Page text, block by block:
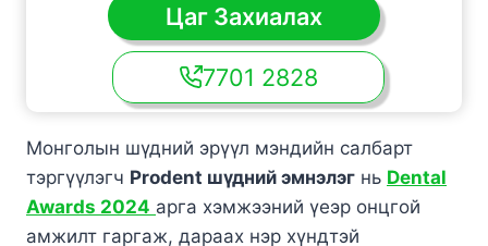
Цаг Захиалах
7701 2828
Монголын шүдний эрүүл мэндийн салбарт
тэргүүлэгч Prodent шүдний эмнэлэг нь Dental
Awards 2024 арга хэмжээний үеэр онцгой
амжилт гаргаж, дараах нэр хүндтэй